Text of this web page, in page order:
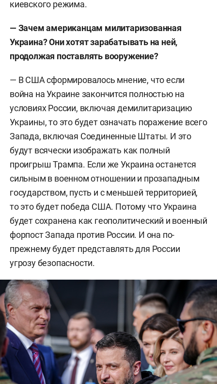
киевского режима.
— Зачем американцам милитаризованная
Украина? Они хотят зарабатывать на ней,
продолжая поставлять вооружение?
— В США сформировалось мнение, что если
война на Украине закончится полностью на
условиях России, включая демилитаризацию
Украины, то это будет означать поражение всего
Запада, включая Соединенные Штаты. И это
будут всячески изображать как полный
проигрыш Трампа. Если же Украина останется
сильным в военном отношении и прозападным
государством, пусть и с меньшей территорией,
то это будет победа США. Потому что Украина
будет сохранена как геополитический и военный
форпост Запада против России. И она по-
прежнему будет представлять для России
угрозу безопасности.